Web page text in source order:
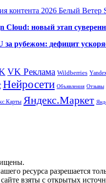
контента 2026 Белый Ветер
Cloud: новый этап
рубежом: дефицит
VK Реклама Wildberries
Нейросети Объявления Отзывы
Яндекс.Маркет
ресурса разрешается
взяты с открытых